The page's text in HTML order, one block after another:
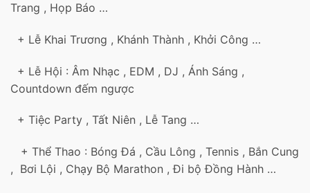
Trang , Họp Báo …
+ Lễ Khai Trương , Khánh Thành , Khởi Công …
+ Lễ Hội : Âm Nhạc , EDM , DJ , Ánh Sáng ,
Countdown đếm ngược
+ Tiệc Party , Tất Niên , Lễ Tang …
+ Thể Thao : Bóng Đá , Cầu Lông , Tennis , Bắn Cung
, Bơi Lội , Chạy Bộ Marathon , Đi bộ Đồng Hành …